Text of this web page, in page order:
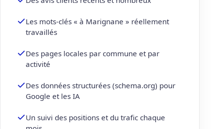
Les mots-clés « à Marignane » réellement
travaillés
Des pages locales par commune et par
activité
Des données structurées (schema.org) pour
Google et les IA
Un suivi des positions et du trafic chaque